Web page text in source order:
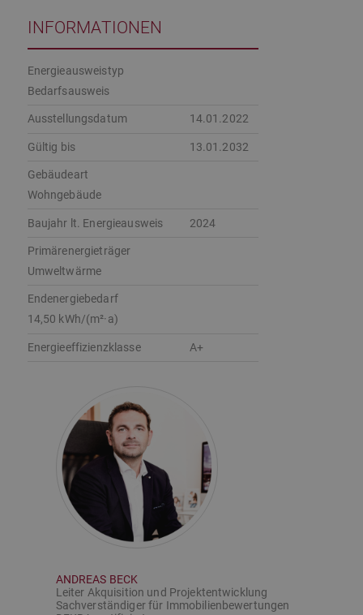
INFORMATIONEN
Energieausweistyp
Bedarfs­ausweis
Ausstellungsdatum 14.01.2022
Gültig bis 13.01.2032
Gebäudeart
Wohngebäude
Baujahr lt. Energieausweis 2024
Primärenergieträger
Umweltwärme
Endenergie­bedarf
14,50 kWh/(m²·a)
Energie­effizienz­klasse A+
ANDREAS BECK
Leiter Akquisition und Projektentwicklung
Sachverständiger für Immobilienbewertungen